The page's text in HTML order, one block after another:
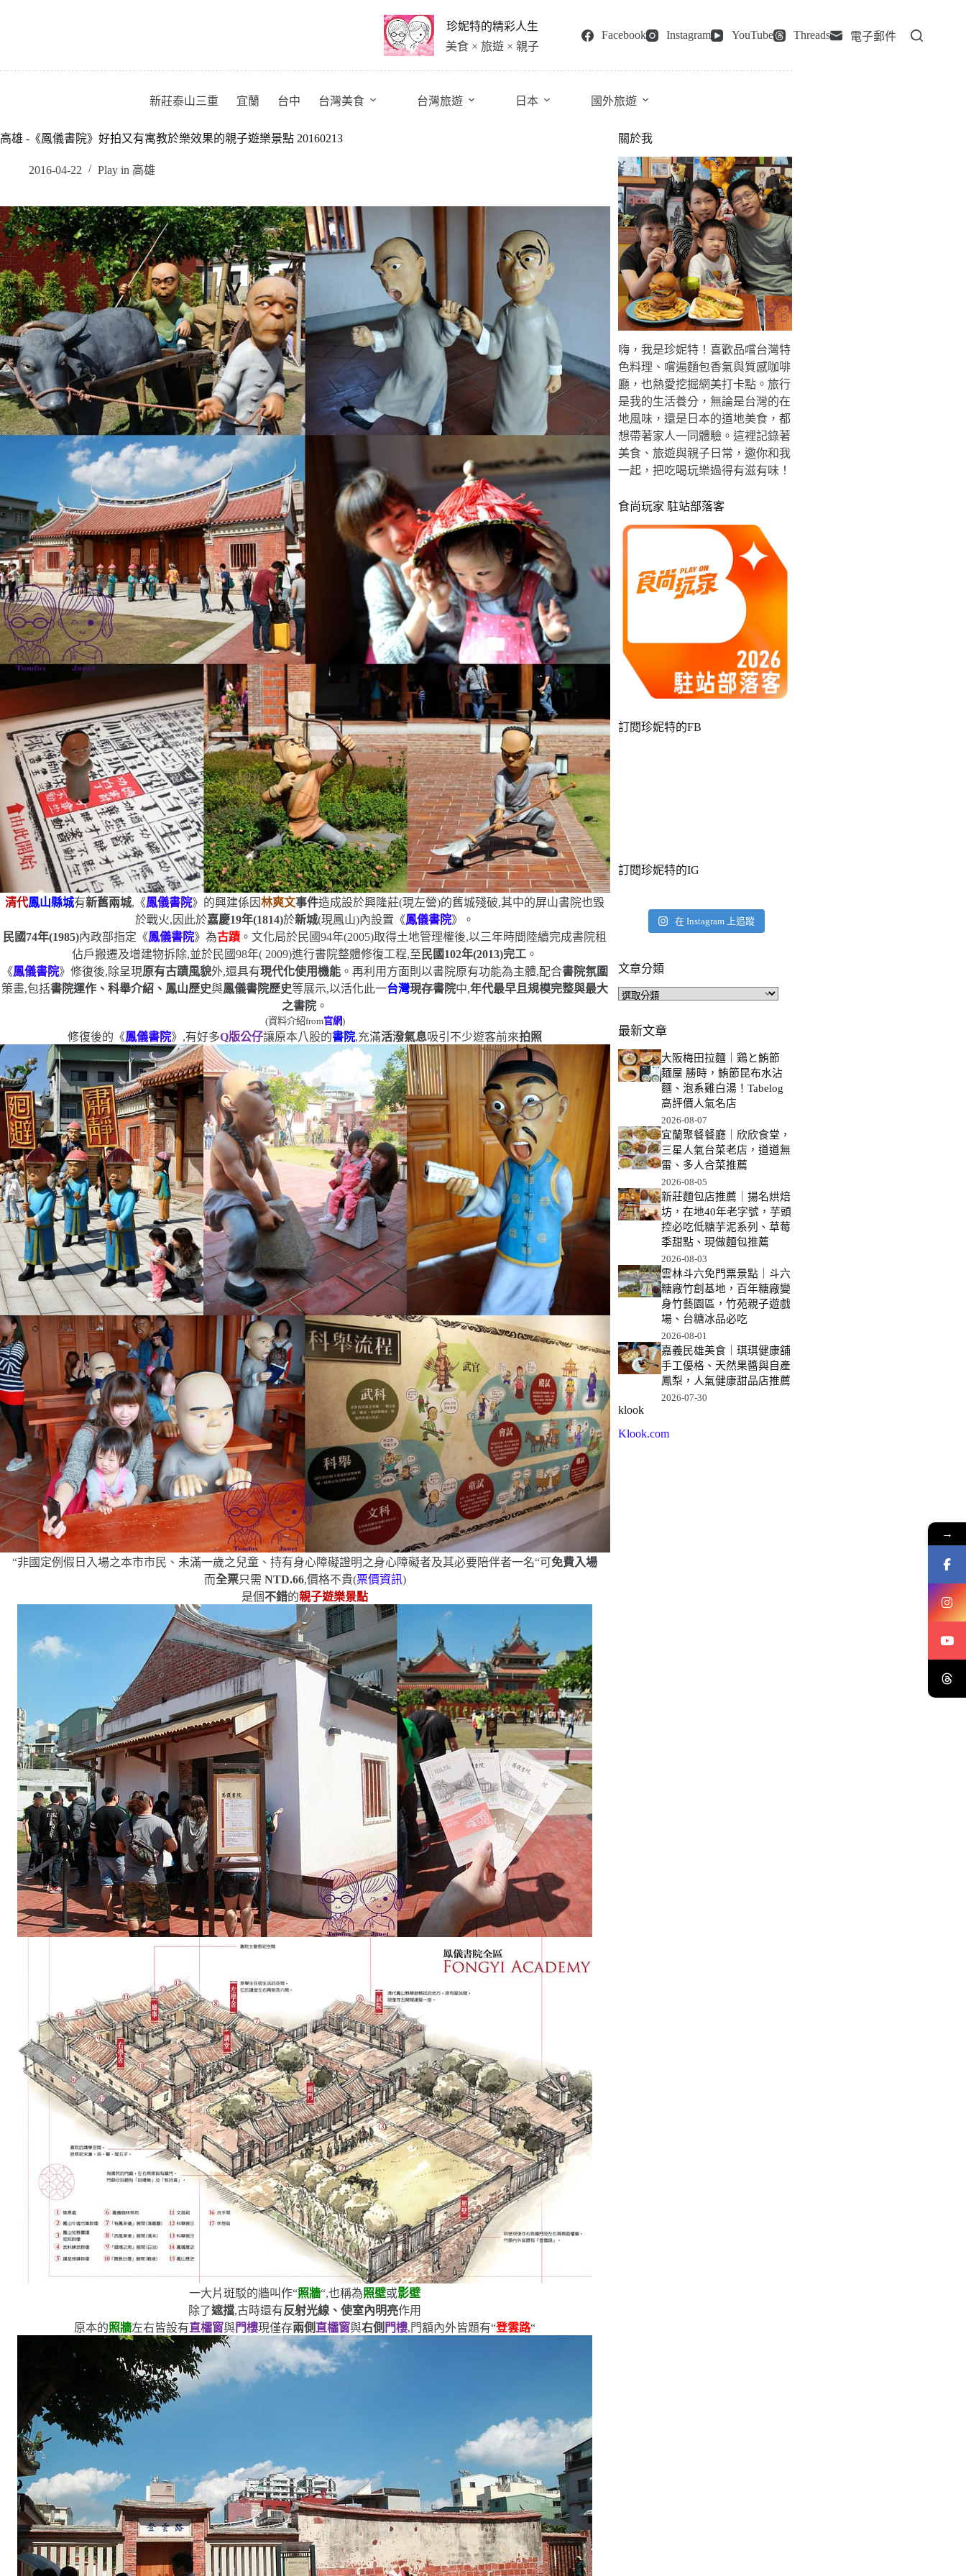
珍妮特的精彩人生
美食 × 旅遊 × 親子
Facebook Instagram YouTube Threads 電子郵件
新莊泰山三重 宜蘭 台中 台灣美食 台灣旅遊 日本 國外旅遊
高雄 -《鳳儀書院》好拍又有寓教於樂效果的親子遊樂景點 20160213
2016-04-22 Play in 高雄
清代鳳山縣城有新舊兩城,《鳳儀書院》的興建係因林爽文事件造成設於興隆莊(現左營)的舊城殘破,其中的屏山書院也毀
於戰火,因此於嘉慶19年(1814)於新城(現鳳山)內設置《鳳儀書院》。
民國74年(1985)內政部指定《鳳儀書院》為古蹟 。文化局於民國94年(2005)取得土地管理權後,以三年時間陸續完成書院租
佔戶搬遷及增建物拆除,並於民國98年( 2009)進行書院整體修復工程,至 民國102年(2013)完工 。
《鳳儀書院》修復後,除呈現原有古蹟風貌外,還具有現代化使用機能 。再利用方面則以書院原有功能為主體,配合書院氛圍
策畫,包括書院運作、科舉介紹、鳳山歷史與鳳儀書院歷史等展示,以活化此一台灣現存書院中,年代最早且規模完整與最大
之書院 。
(資料介紹from官網)
修復後的 《鳳儀書院》,有好多Q版公仔讓原本八股的書院,充滿活潑氣息吸引不少遊客前來拍照
“非國定例假日入場之本市市民、未滿一歲之兒童、持有身心障礙證明之身心障礙者及其必要陪伴者一名“可免費入場
而全票只需 NTD.66,價格不貴(票價資訊)
是個不錯的親子遊樂景點
一大片斑駁的牆叫作“照牆“,也稱為照壁或影壁
除了遮擋,古時還有反射光線、使室內明亮作用
原本的照牆左右皆設有直櫺窗與門樓現僅存兩側直櫺窗與右側 門樓,門額內外皆題有“登雲路“
關於我
嗨，我是珍妮特！喜歡品嚐台灣特
色料理、嚐遍麵包香氣與質感咖啡
廳，也熱愛挖掘網美打卡點。旅行
是我的生活養分，無論是台灣的在
地風味，還是日本的道地美食，都
想帶著家人一同體驗。這裡記錄著
美食、旅遊與親子日常，邀你和我
一起，把吃喝玩樂過得有滋有味！
食尚玩家 駐站部落客
訂閱珍妮特的FB
訂閱珍妮特的IG
在 Instagram 上追蹤
文章分類
文
分
類
最新文章
大阪梅田拉麵｜鶏と鮪節
麺屋 勝時，鮪節昆布水沾
麵、泡系雞白湯！Tabelog
高評價人氣名店
2026-08-07
宜蘭聚餐餐廳｜欣欣食堂，
三星人氣台菜老店，道道無
雷、多人合菜推薦
2026-08-05
新莊麵包店推薦｜揚名烘焙
坊，在地40年老字號，芋頭
控必吃低糖芋泥系列、草莓
季甜點、現做麵包推薦
2026-08-03
雲林斗六免門票景點｜斗六
糖廠竹創基地，百年糖廠變
身竹藝園區，竹苑親子遊戲
場、台糖冰品必吃
2026-08-01
嘉義民雄美食｜琪琪健康舖
手工優格、天然果醬與自產
鳳梨，人氣健康甜品店推薦
2026-07-30
klook
Klook.com
→